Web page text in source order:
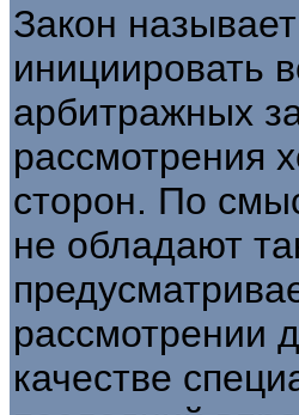
Закон
инициировать
арбитражных
рассмотрения
сторон. По
не обладают
рассмотрении
качестве